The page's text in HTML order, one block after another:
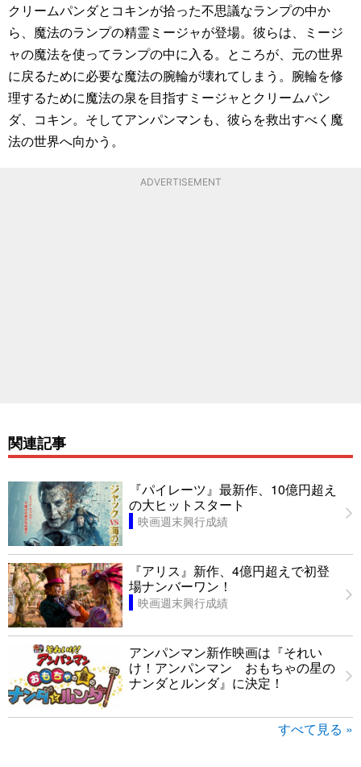
クリームパンダとコキンが拾った不思議なランプの中か
ら、魔法のランプの精霊ミージャが登場。彼らは、ミージ
ャの魔法を使ってランプの中に入る。ところが、元の世界
に戻るために必要な魔法の腕輪が壊れてしまう。腕輪を修
理するために魔法の泉を目指すミージャとクリームパン
ダ、コキン。そしてアンパンマンも、彼らを救出すべく魔
法の世界へ向かう。
ADVERTISEMENT
関連記事
『パイレーツ』最新作、10億円超え
の大ヒットスタート
映画週末興行成績
『アリス』新作、4億円超えで初登
場ナンバーワン！
映画週末興行成績
アンパンマン新作映画は『それい
け！アンパンマン おもちゃの星の
ナンダとルンダ』に決定！
すべて見る »